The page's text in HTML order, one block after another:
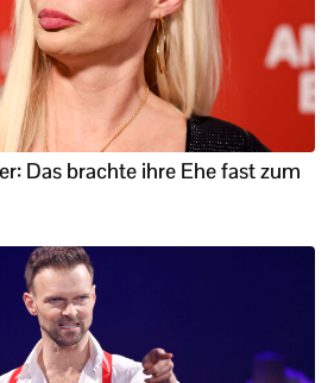
Das brachte ihre Ehe fast zum